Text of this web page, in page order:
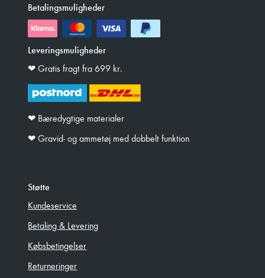
Betalingsmuligheder
Leveringsmuligheder
❤︎ Gratis fragt fra 699 kr.
❤︎ Bæredygtige materialer
❤︎ Gravid- og ammetøj med dobbelt funktion
Støtte
Kundeservice
Betaling & Levering
Købsbetingelser
Returneringer